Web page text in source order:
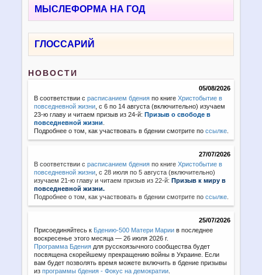
МЫСЛЕФОРМА НА ГОД
ГЛОССАРИЙ
НОВОСТИ
05/08/2026
В соответствии срасписанием бдения по книгеХристобытие в
повседневной жизни , с 6 по 14 августа (включительно) изучаем
23-ю главу и читаем призыв из 24-й:Призыв о свободе в
повседневной жизни
Подробнее о том, как участвовать в бдении смотрите поссылке
27/07/2026
В соответствии с расписанием бдения по книгеХристобытие в
повседневной жизни с 28 июля по 5 августа (включительно)
изучаем 21-ю главу и читаем призыв из 22-й:Призыв к миру в
повседневной жизни.
Подробнее о том, как участвовать в бдении смотрите поссылке
25/07/2026
Присоединяйтесь к Бдению-500 Матери Марии в последнее
воскресенье этого месяца — 26 июля 2026 г.
Программа Бдения для русскоязычного сообщества будет
посвящена скорейшему прекращению войны в Украине. Если
вам будет позволять время можете включить в бдение призывы
изпрограммы бдения - Фокус на демократии